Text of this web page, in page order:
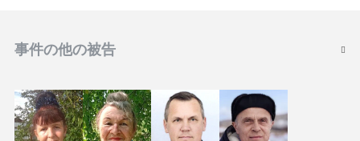
事件の他の被告